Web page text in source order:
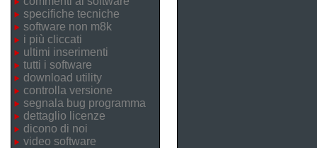
specifiche tecniche
software non m8k
i più cliccati
ultimi inserimenti
tutti i software
download utility
controlla versione
segnala bug programma
dettaglio licenze
dicono di noi
video software